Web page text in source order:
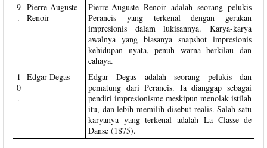
9
.
Pierre-Auguste
Renoir
Pierre-Auguste Renoir adalah seorang pelukis
Perancis yang terkenal dengan gerakan
impresionis dalam lukisannya. Karya-karya
awalnya yang biasanya snapshot impresionis
kehidupan nyata, penuh warna berkilau dan
cahaya.
1
0
.
Edgar Degas
Edgar Degas adalah seorang pelukis dan
pematung dari Perancis. Ia dianggap sebagai
pendiri impresionisme meskipun menolak istilah
itu, dan lebih memilih disebut realis. Salah satu
karyanya yang terkenal adalah La Classe de
Danse (1875).